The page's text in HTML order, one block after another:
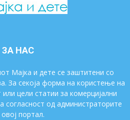
ЗА НАС
Мајка и дете се заштитени со
За секоја форма на користење на
цели статии за комерцијални
согласност од администраторите
портал.